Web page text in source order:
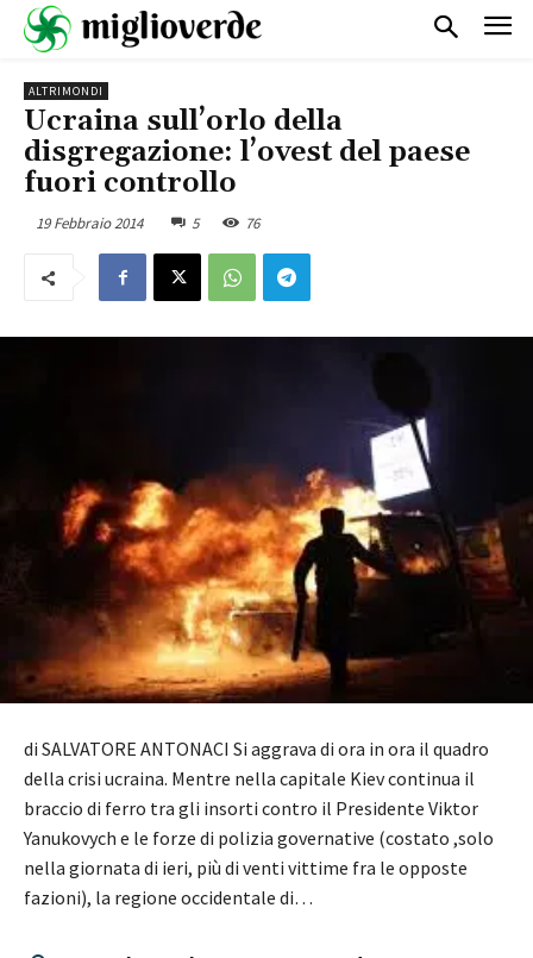
ALTRIMONDI
Ucraina sull’orlo della
disgregazione: l’ovest del paese
fuori controllo
19 Febbraio 2014 5 76
di SALVATORE ANTONACI Si aggrava di ora in ora il quadro
della crisi ucraina. Mentre nella capitale Kiev continua il
braccio di ferro tra gli insorti contro il Presidente Viktor
Yanukovych e le forze di polizia governative (costato ,solo
nella giornata di ieri, più di venti vittime fra le opposte
fazioni), la regione occidentale di…